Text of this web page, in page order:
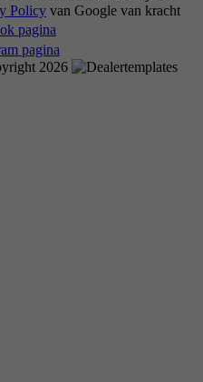
Policy van Google van kracht
pagina
pagina
2026